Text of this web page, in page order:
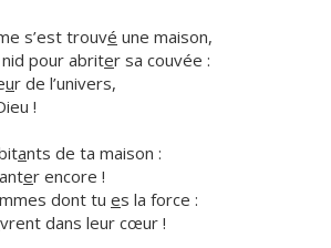
s’est trouvé une maison,
nid pour abriter sa couvée :
ur de l’univers,
!
ants de ta maison :
er encore !
dont tu es la force :
vrent dans leur cœur !